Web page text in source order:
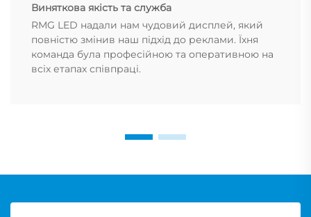
Виняткова якість та служба
RMG LED надали нам чудовий дисплей, який
повністю змінив наш підхід до реклами. Їхня
команда була професійною та оперативною на
всіх етапах співпраці.